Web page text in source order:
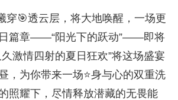
穿🎯透云层，将大地唤醒，一场更
篇章——“阳光下的跃动”——即将
激情四射的夏日狂欢”将这场盛宴
，为你带来一场⭐身与心的双重洗
照耀下，尽情释放潜藏的无畏能